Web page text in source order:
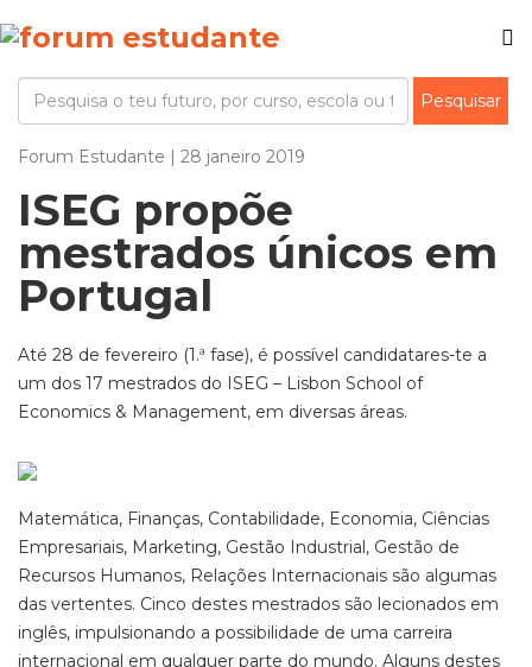
Forum Estudante | 28 janeiro 2019
ISEG propõe
mestrados únicos em
Portugal
Até 28 de fevereiro (1.ª fase), é possível candidatares-te a
um dos 17 mestrados do ISEG – Lisbon School of
Economics & Management, em diversas áreas.
Matemática, Finanças, Contabilidade, Economia, Ciências
Empresariais, Marketing, Gestão Industrial, Gestão de
Recursos Humanos, Relações Internacionais são algumas
das vertentes. Cinco destes mestrados são lecionados em
inglês, impulsionando a possibilidade de uma carreira
internacional em qualquer parte do mundo. Alguns destes